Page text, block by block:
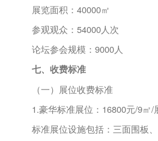
展览面积：40000㎡
参观观众：54000人次
论坛参会规模：9000人
七、收费标准
（一）展位收费标准
1.豪华标准展位： 16800元/9㎡/
标准展位设施包括：三面围板